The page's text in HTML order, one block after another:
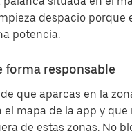
despacio porque
potencia.
forma responsable
que aparcas en la
el mapa de la app y que
de estas zonas. No